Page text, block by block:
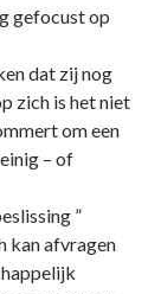
gefocust op
dat zij nog
zich is het niet
om een
– of
”
kan afvragen